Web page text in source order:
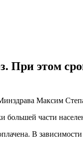
этом
Максим
большей части
В